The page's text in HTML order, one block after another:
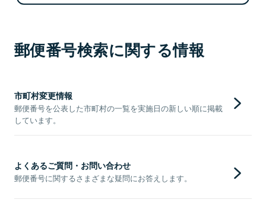
郵便番号検索に関する情報
市町村変更情報
郵便番号を公表した市町村の一覧を実施日の新しい順に掲載
しています。
よくあるご質問・お問い合わせ
郵便番号に関するさまざまな疑問にお答えします。